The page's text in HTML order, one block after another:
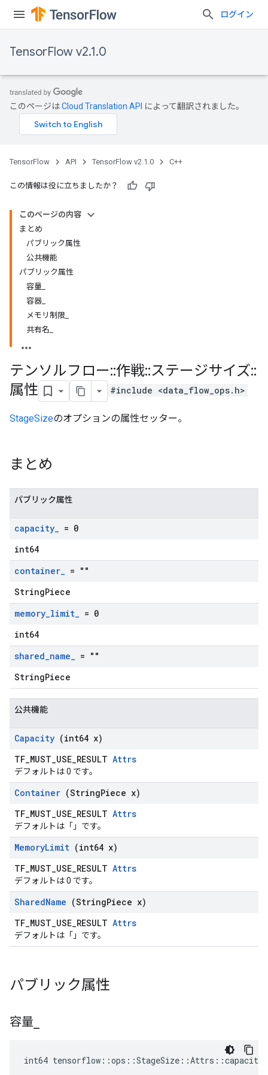
ログイン
TensorFlow v2.1.0
このページはCloud Translation API によって翻訳されました。
TensorFlow API TensorFlow v2.1.0 C++
この情報は役に立ちましたか？
このページの内容
まとめ
パブリック属性
公共機能
パブリック属性
容量_
容器_
メモリ制限_
共有名_
テンソルフロー::作戦::ステージサイズ::
属性
#include <data_flow_ops.h>
StageSizeのオプションの属性セッター。
まとめ
パブリック属性
capacity_ = 0
int64
container_ = ""
StringPiece
memory_limit_ = 0
int64
shared_name_ = ""
StringPiece
公共機能
Capacity (int64 x)
TF_MUST_USE_RESULT Attrs
デフォルトは 0 です。
Container (StringPiece x)
TF_MUST_USE_RESULT Attrs
デフォルトは「」です。
MemoryLimit (int64 x)
TF_MUST_USE_RESULT Attrs
デフォルトは 0 です。
SharedName (StringPiece x)
TF_MUST_USE_RESULT Attrs
デフォルトは「」です。
パブリック属性
容量
int64